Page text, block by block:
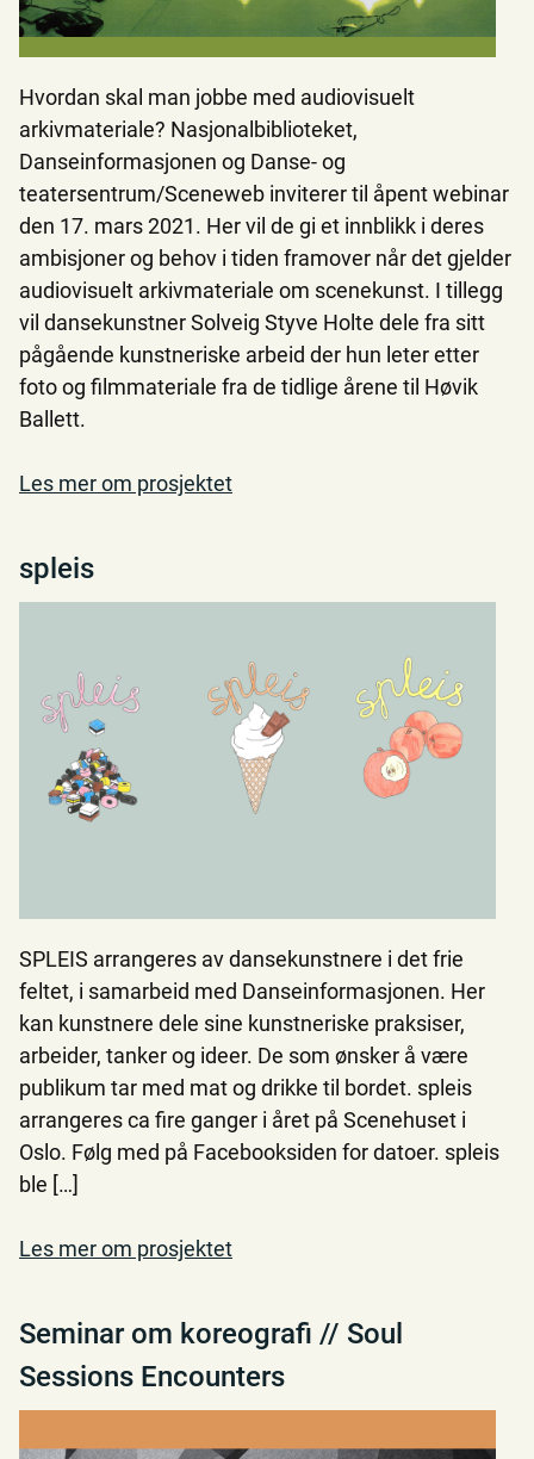
Hvordan skal man jobbe med audiovisuelt
arkivmateriale? Nasjonalbiblioteket,
Danseinformasjonen og Danse- og
teatersentrum/Sceneweb inviterer til åpent webinar
den 17. mars 2021. Her vil de gi et innblikk i deres
ambisjoner og behov i tiden framover når det gjelder
audiovisuelt arkivmateriale om scenekunst. I tillegg
vil dansekunstner Solveig Styve Holte dele fra sitt
pågående kunstneriske arbeid der hun leter etter
foto og filmmateriale fra de tidlige årene til Høvik
Ballett.
Les mer om prosjektet
spleis
SPLEIS arrangeres av dansekunstnere i det frie
feltet, i samarbeid med Danseinformasjonen. Her
kan kunstnere dele sine kunstneriske praksiser,
arbeider, tanker og ideer. De som ønsker å være
publikum tar med mat og drikke til bordet. spleis
arrangeres ca fire ganger i året på Scenehuset i
Oslo. Følg med på Facebooksiden for datoer. spleis
ble […]
Les mer om prosjektet
Seminar om koreografi // Soul
Sessions Encounters